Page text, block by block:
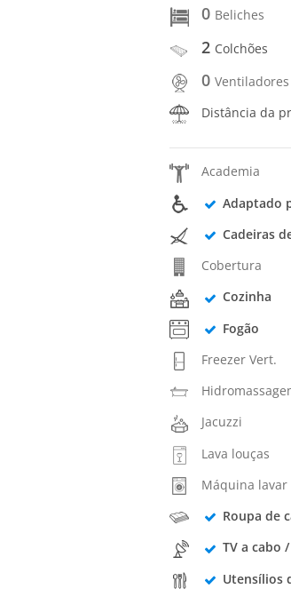
0 Beliches
2 Colchões
0Ventiladores
Distância da
Academia
Adaptado
Cadeiras
Cobertura
Cozinha
Fogão
Freezer Vert.
Jacuzzi
Lava louças
Máquina lavar
Roupa de
TV a cabo
Utensílios